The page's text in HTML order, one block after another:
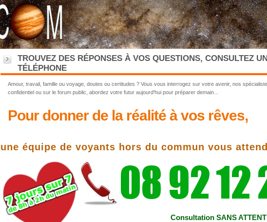
TROUVEZ DES RÉPONSES À VOS QUESTIONS, CONSULTEZ
TÉLÉPHONE
Amour, travail, famille ou voyage, doutes ou certitudes ? Vous vous interrogez sur votre avenir, nos
confidentiel ou sur le forum public, abordez votre futur aujourd'hui pour préparer demain...
Pour donner de la réalité à vos rêves,
une équipe de voyants hors du commun vous
Consultation SANS